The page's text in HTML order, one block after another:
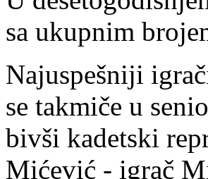
sa ukupnim
Najuspešniji
se takmiče u
bivši kadetski
Mićević - igrač